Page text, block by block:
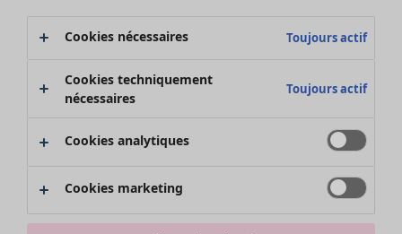
Promos SOLDES
Les promos de Gudrun Sjödén
Nouvel arrivage
Bonnes affaires en soldes - jusqu'à -70
Cookies nécessaires Toujours actif
Cookies techniquement
nécessaires
Toujours actif
Cookies analytiques
Cookies marketing